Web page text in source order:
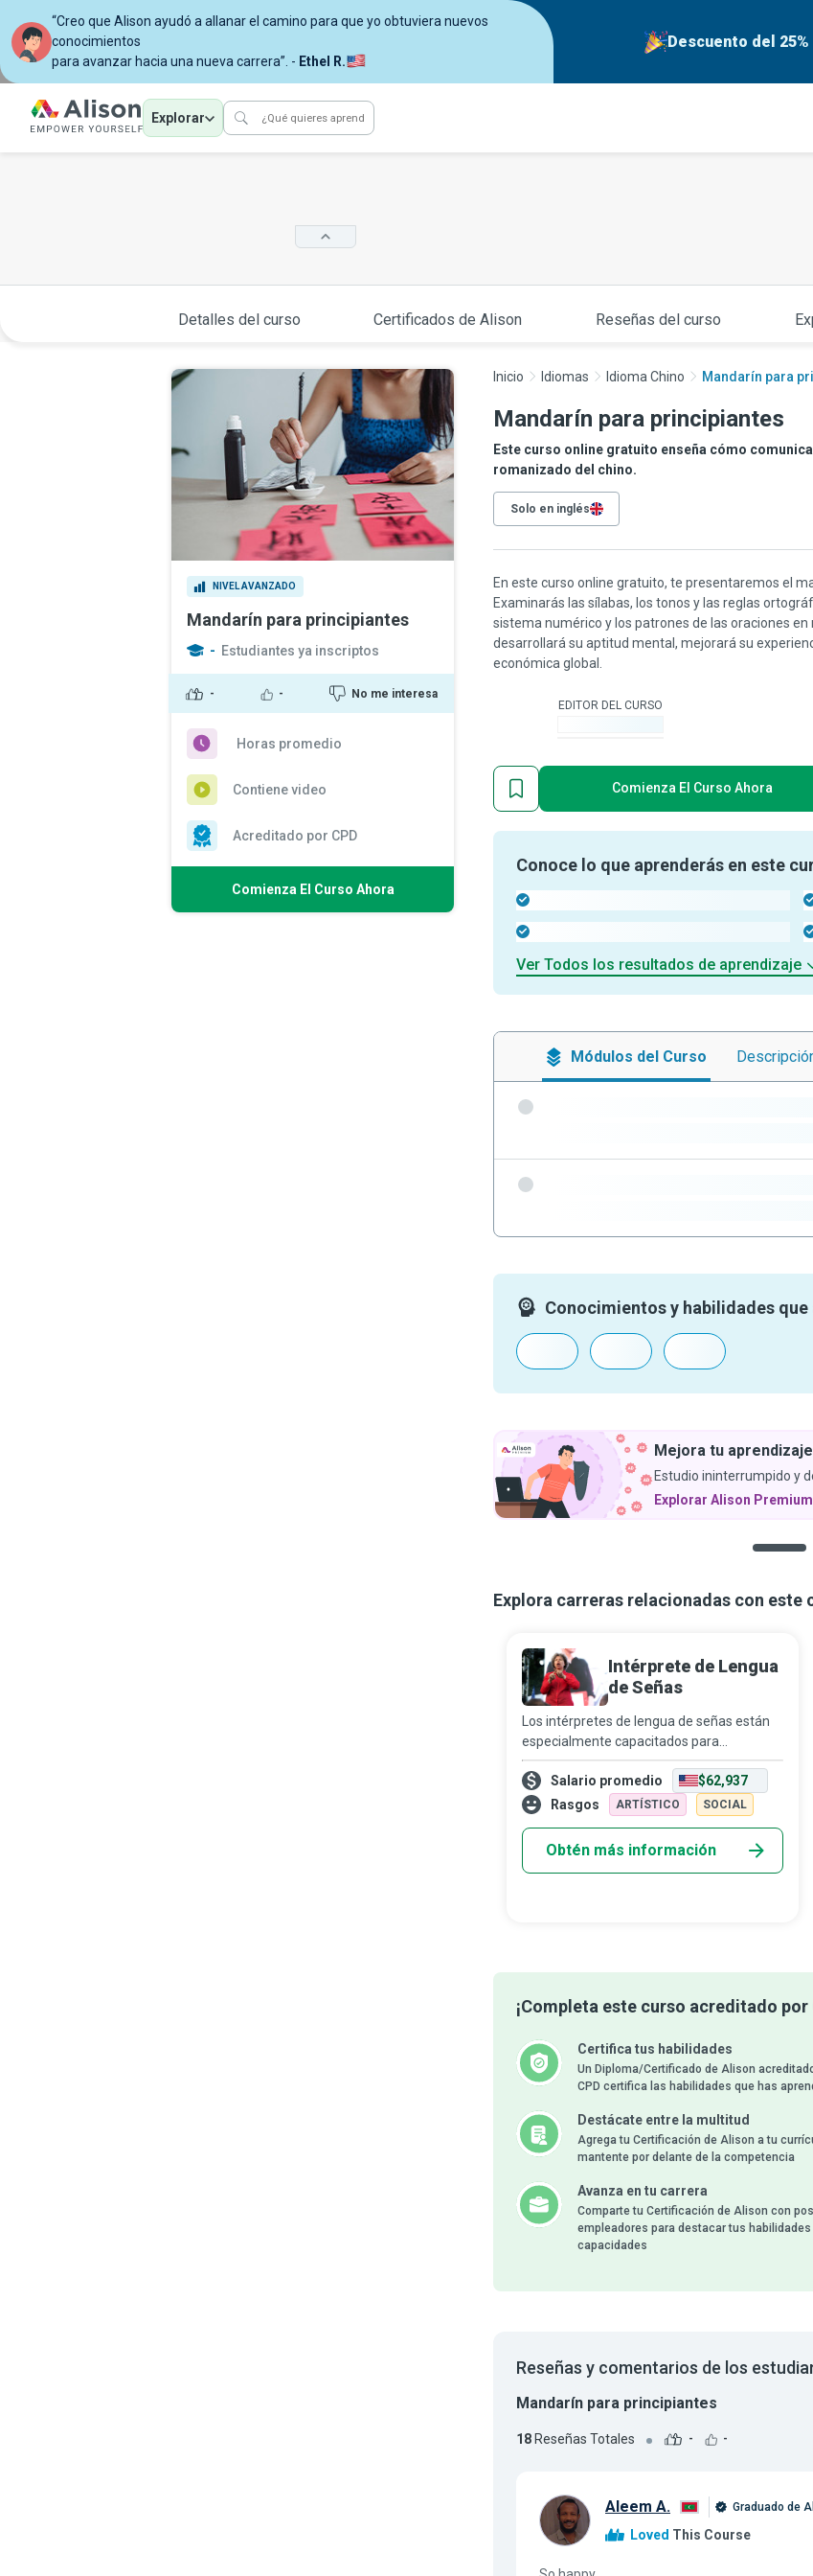
“Creo que Alison ayudó a allanar el camino para que yo obtuviera nuevos
conocimientos
para avanzar hacia una nueva carrera”. - Ethel R.
Descuento del
Explorar
Detalles del curso Certificados de Alison Reseñas del curso
NIVEL AVANZADO
Mandarín para principiantes
- Estudiantes ya inscriptos
- - No me interesa
Horas promedio
Contiene video
Acreditado por CPD
Comienza El Curso Ahora
Inicio Idiomas Idioma Chino Mandarín para
Mandarín para principiantes
Este curso online gratuito enseña cómo
romanizado del chino.
Solo en inglés
En este curso online gratuito, te presentaremos el
Examinarás las sílabas, los tonos y las reglas
sistema numérico y los patrones de las oraciones
desarrollará su aptitud mental, mejorará su
económica global.
EDITOR DEL CURSO
Comienza El Curso Ahora
Conoce lo que aprenderás en este
Ver Todos los resultados de aprendizaje
Módulos del Curso
Conocimientos y habilidades que
Mejora tu
Estudio ininterrumpido y
Explorar Alison Premium
Explora carreras relacionadas con este
Intérprete de Lengua
de Señas
Los intérpretes de lengua de señas están
especialmente capacitados para
garantizar que las personas sordas, con
hipoacusia o con discapacidades del
desarrollo tengan el mismo acceso a la
Salario promedio
$62,937
Rasgos
ARTÍSTICO SOCIAL
Obtén más información
¡Completa este curso acreditado
Certifica tus habilidades
Un Diploma/Certificado de Alison
CPD certifica las habilidades que has
Destácate entre la multitud
Agrega tu Certificación de Alison a tu
mantente por delante de la competencia
Avanza en tu carrera
Comparte tu Certificación de Alison con
empleadores para destacar tus habilidades
capacidades
Reseñas y comentarios de los
Mandarín para principiantes
18Reseñas Totales - -
Aleem A. Graduado de
Loved This Course